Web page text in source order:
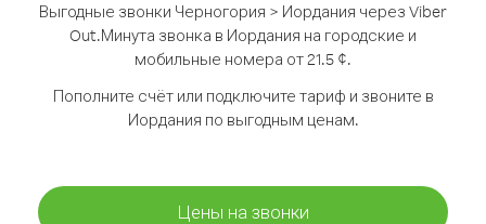
Выгодные звонки Черногория > Иордания через Viber
Out.Минута звонка в Иордания на городские и
мобильные номера от 21.5 ¢.
Пополните счёт или подключите тариф и звоните в
Иордания по выгодным ценам.
Цены на звонки